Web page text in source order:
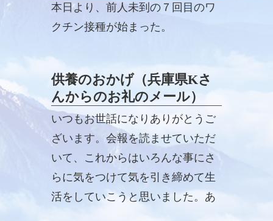
本日より、前人未到の７回目のワ
クチン接種が始まった。
供養のおかげ（兵庫県Kさ
んからのお礼のメール）
いつもお世話になりありがとうご
ざいます。会報を読ませていただ
いて、これからはいろんな事にさ
らに気をつけて気を引き締めて生
活をしていこうと思いました。あ